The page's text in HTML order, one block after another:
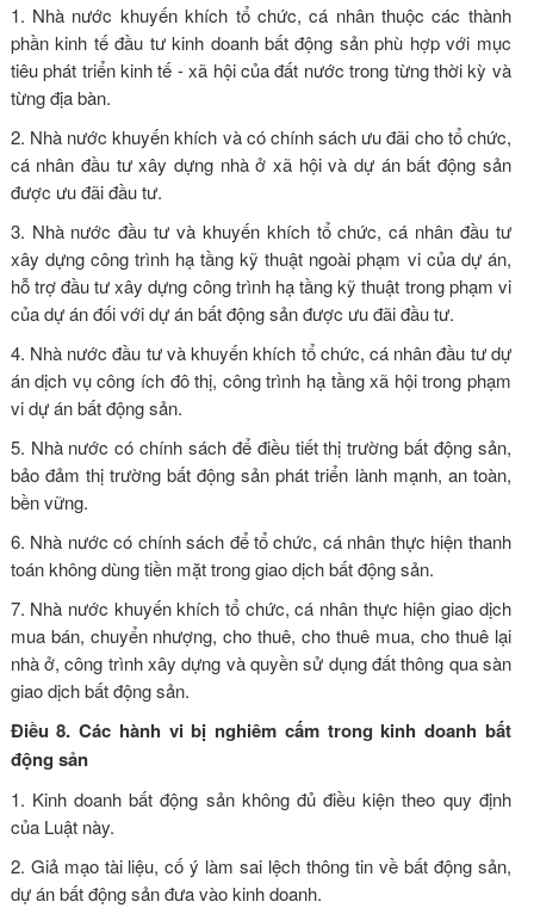
1. Nhà nước khuyến khích tổ chức, cá nhân thuộc các thành
phần kinh tế đầu tư kinh doanh bất động sản phù hợp với mục
tiêu phát triển kinh tế - xã hội của đất nước trong từng thời kỳ và
từng địa bàn.
2. Nhà nước khuyến khích và có chính sách ưu đãi cho tổ chức,
cá nhân đầu tư xây dựng nhà ở xã hội và dự án bất động sản
được ưu đãi đầu tư.
3. Nhà nước đầu tư và khuyến khích tổ chức, cá nhân đầu tư
xây dựng công trình hạ tầng kỹ thuật ngoài phạm vi của dự án,
hỗ trợ đầu tư xây dựng công trình hạ tầng kỹ thuật trong phạm vi
của dự án đối với dự án bất động sản được ưu đãi đầu tư.
4. Nhà nước đầu tư và khuyến khích tổ chức, cá nhân đầu tư dự
án dịch vụ công ích đô thị, công trình hạ tầng xã hội trong phạm
vi dự án bất động sản.
5. Nhà nước có chính sách để điều tiết thị trường bất động sản,
bảo đảm thị trường bất động sản phát triển lành mạnh, an toàn,
bền vững.
6. Nhà nước có chính sách để tổ chức, cá nhân thực hiện thanh
toán không dùng tiền mặt trong giao dịch bất động sản.
7. Nhà nước khuyến khích tổ chức, cá nhân thực hiện giao dịch
mua bán, chuyển nhượng, cho thuê, cho thuê mua, cho thuê lại
nhà ở, công trình xây dựng và quyền sử dụng đất thông qua sàn
giao dịch bất động sản.
Điều 8. Các hành vi bị nghiêm cấm trong kinh doanh bất
động sản
1. Kinh doanh bất động sản không đủ điều kiện theo quy định
của Luật này.
2. Giả mạo tài liệu, cố ý làm sai lệch thông tin về bất động sản,
dự án bất động sản đưa vào kinh doanh.